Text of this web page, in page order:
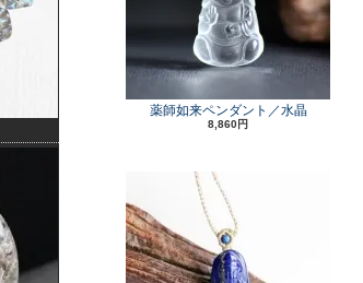
薬師如来ペンダント／水晶
8,860円